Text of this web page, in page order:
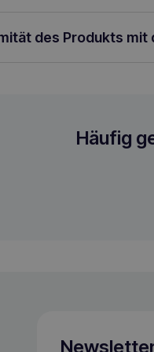
des Produkts
Häufig